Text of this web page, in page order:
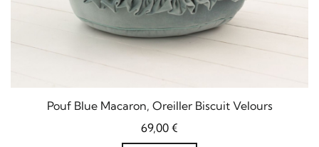
Pouf Blue Macaron, Oreiller Biscuit Velours
69,00 €